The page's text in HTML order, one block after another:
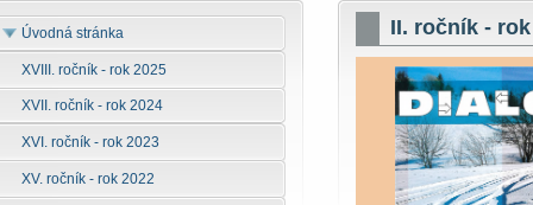
Úvodná stránka
XVIII. ročník - rok 2025
XVII. ročník - rok 2024
XVI. ročník - rok 2023
XV. ročník - rok 2022
II. ročník - rok